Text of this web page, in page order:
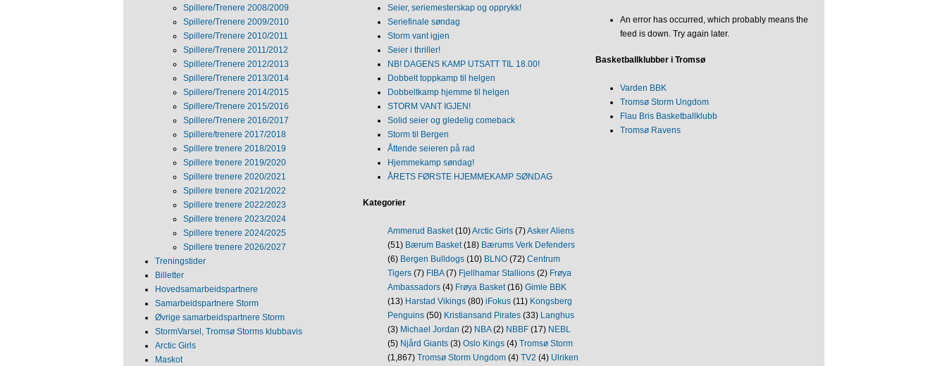
Spillere/Trenere 2008/2009
Spillere/Trenere 2009/2010
Spillere/Trenere 2010/2011
Spillere/Trenere 2011/2012
Spillere/Trenere 2012/2013
Spillere/Trenere 2013/2014
Spillere/Trenere 2014/2015
Spillere/Trenere 2015/2016
Spillere/Trenere 2016/2017
Spillere/trenere 2017/2018
Spillere trenere 2018/2019
Spillere trenere 2019/2020
Spillere trenere 2020/2021
Spillere trenere 2021/2022
Spillere trenere 2022/2023
Spillere trenere 2023/2024
Spillere trenere 2024/2025
Spillere trenere 2026/2027
Treningstider
Billetter
Hovedsamarbeidspartnere
Samarbeidspartnere Storm
Øvrige samarbeidspartnere Storm
StormVarsel, Tromsø Storms klubbavis
Arctic Girls
Maskot
Seier, seriemesterskap og opprykk!
Seriefinale søndag
Storm vant igjen
Seier i thriller!
NB! DAGENS KAMP UTSATT TIL 18.00!
Dobbelt toppkamp til helgen
Dobbeltkamp hjemme til helgen
STORM VANT IGJEN!
Solid seier og gledelig comeback
Storm til Bergen
Åttende seieren på rad
Hjemmekamp søndag!
ÅRETS FØRSTE HJEMMEKAMP SØNDAG
Kategorier
Ammerud Basket(10)Arctic Girls(7)Asker Aliens
(51) Bærum Basket(18) Bærums Verk Defenders
(6) Bergen Bulldogs(10) BLNO(72) Centrum
Tigers(7) FIBA(7) Fjellhamar Stallions(2) Frøya
Ambassadors(4) Frøya Basket(16) Gimle BBK
(13) Harstad Vikings(80) iFokus(11) Kongsberg
Penguins(50) Kristiansand Pirates(33) Langhus
(3) Michael Jordan (2) NBA(2) NBBF(17) NEBL
(5) Njård Giants(3) Oslo Kings(4) Tromsø Storm
(1,867) Tromsø Storm Ungdom(4) TV2 (4) Ulriken
An error has occurred, which probably means the
feed is down. Try again later.
Basketballklubber i Tromsø
Varden BBK
Tromsø Storm Ungdom
Flau Bris Basketballklubb
Tromsø Ravens